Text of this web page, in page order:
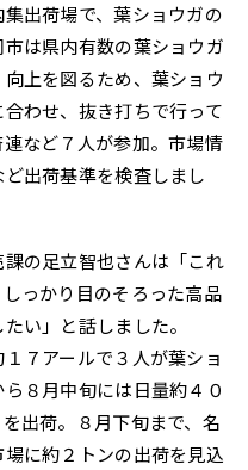
出荷場で、葉ショウガの
は県内有数の葉ショウガ
上を図るため、葉ショウ
わせ、抜き打ちで行って
など７人が参加。市場情
出荷基準を検査しまし
の足立智也さんは「これ
っかり目のそろった高品
い」と話しました。
７アールで３人が葉ショ
８月中旬には日量約４０
出荷。８月下旬まで、名
に約２トンの出荷を見込